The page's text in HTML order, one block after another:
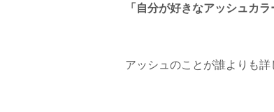
「自分が好きなアッシュカ
アッシュのことが誰よりも詳